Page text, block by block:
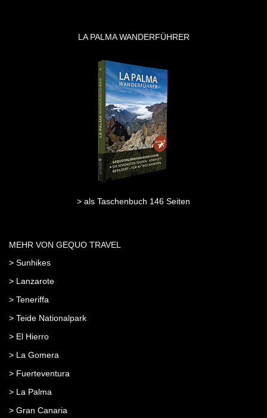
LA PALMA WANDERFÜHRER
> als Taschenbuch 146 Seiten
MEHR VON GEQUO TRAVEL
> Sunhikes
> Lanzarote
> Teneriffa
> Teide Nationalpark
> El Hierro
> La Gomera
> Fuerteventura
> La Palma
> Gran Canaria